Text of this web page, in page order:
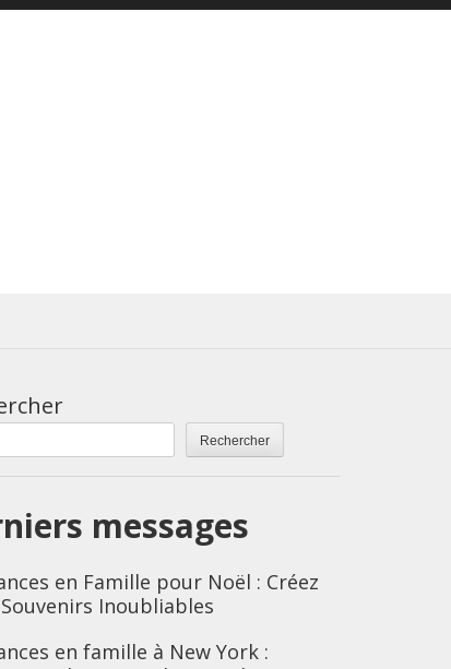
Rechercher
messages
en Famille pour Noël : Créez
Inoubliables
en famille à New York :